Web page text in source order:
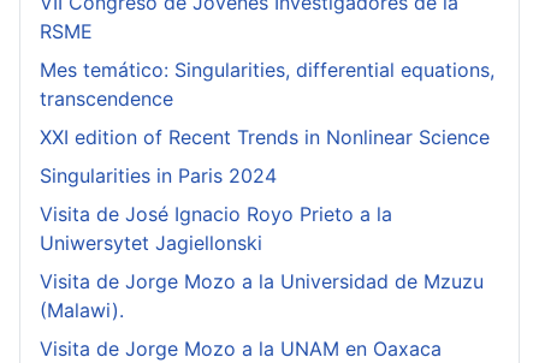
RSME
Mes temático: Singularities, differential equations,
transcendence
XXI edition of Recent Trends in Nonlinear Science
Singularities in Paris 2024
Visita de José Ignacio Royo Prieto a la
Uniwersytet Jagiellonski
Visita de Jorge Mozo a la Universidad de Mzuzu
(Malawi).
Visita de Jorge Mozo a la UNAM en Oaxaca